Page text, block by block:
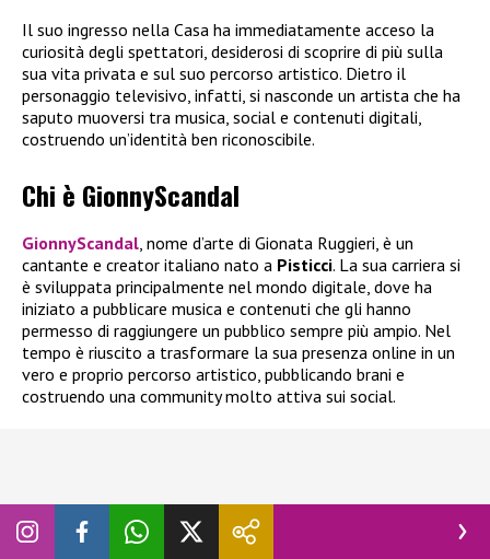
Il suo ingresso nella Casa ha immediatamente acceso la
curiosità degli spettatori, desiderosi di scoprire di più sulla
sua vita privata e sul suo percorso artistico. Dietro il
personaggio televisivo, infatti, si nasconde un artista che ha
saputo muoversi tra musica, social e contenuti digitali,
costruendo un’identità ben riconoscibile.
Chi è GionnyScandal
GionnyScandal , nome d’arte di Gionata Ruggieri, è un
cantante e creator italiano nato a Pisticci. La sua carriera si
è sviluppata principalmente nel mondo digitale, dove ha
iniziato a pubblicare musica e contenuti che gli hanno
permesso di raggiungere un pubblico sempre più ampio. Nel
tempo è riuscito a trasformare la sua presenza online in un
vero e proprio percorso artistico, pubblicando brani e
costruendo una community molto attiva sui social.